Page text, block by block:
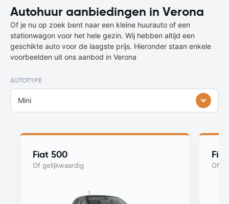
Autohuur aanbiedingen in Verona
Of je nu op zoek bent naar een kleine huurauto of een
stationwagon voor het hele gezin. Wij hebben altijd een
geschikte auto voor de laagste prijs. Hieronder staan enkele
voorbeelden uit ons aanbod in Verona
AUTOTYPE
Mini
Fiat 500
Of gelijkwaardig Of